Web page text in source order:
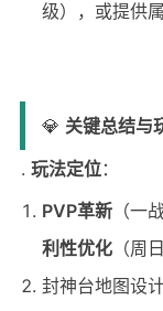
级），或提供
💎 关键总结与
玩法定位：
PVP革新（一
利性优化（周
封神台地图设